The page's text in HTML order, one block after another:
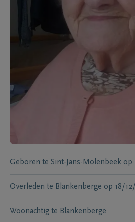
Geboren te Sint-Jans-Molenbeek op
Overleden te Blankenberge op 18/
Woonachtig te Blankenberge